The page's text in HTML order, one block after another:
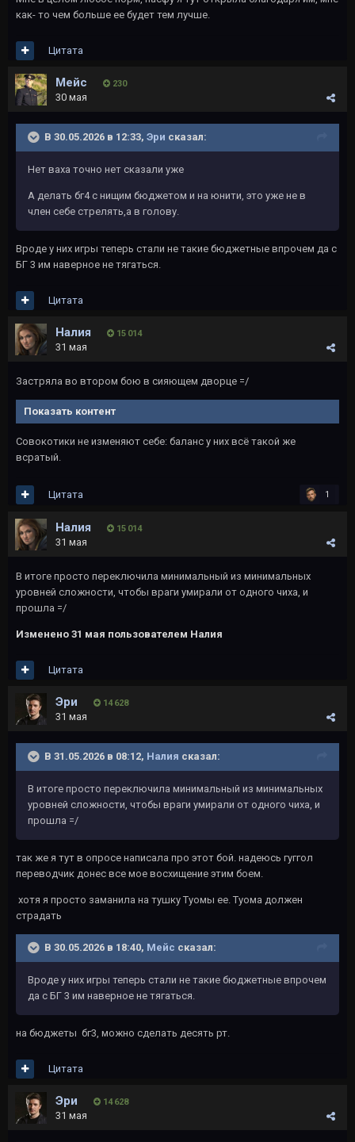
как- то чем больше ее будет тем лучше.
Цитата
Мейс 230
30 мая
В 30.05.2026 в 12:33, Эри сказал:
Нет ваха точно нет сказали уже
А делать бг4 с нищим бюджетом и на юнити, это уже не в
член себе стрелять,а в голову.
Вроде у них игры теперь стали не такие бюджетные впрочем да с
БГ 3 им наверное не тягаться.
Цитата
Налия 15 014
31 мая
Застряла во втором бою в сияющем дворце =/
Показать контент
Совокотики не изменяют себе: баланс у них всё такой же
всратый.
1
Цитата
Налия 15 014
31 мая
В итоге просто переключила минимальный из минимальных
уровней сложности, чтобы враги умирали от одного чиха, и
прошла =/
Изменено 31 мая пользователем Налия
Цитата
Эри 14 628
31 мая
В 31.05.2026 в 08:12, Налия сказал:
В итоге просто переключила минимальный из минимальных
уровней сложности, чтобы враги умирали от одного чиха, и
прошла =/
так же я тут в опросе написала про этот бой. надеюсь гуггол
переводчик донес все мое восхищение этим боем.
хотя я просто заманила на тушку Туомы ее. Туома должен
страдать
В 30.05.2026 в 18:40, Мейс сказал:
Вроде у них игры теперь стали не такие бюджетные впрочем
да с БГ 3 им наверное не тягаться.
на бюджеты бг3, можно сделать десять рт.
Цитата
Эри 14 628
31 мая